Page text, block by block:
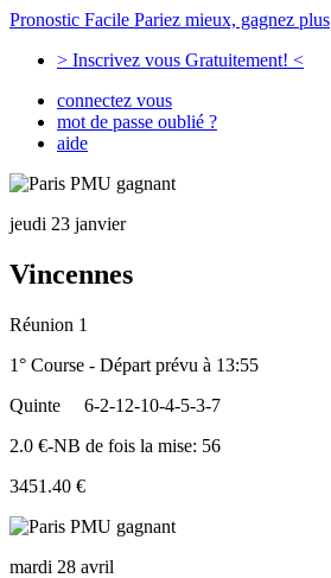
Pronostic Facile Pariez mieux, gagnez plus
> Inscrivez vous Gratuitement! <
connectez vous
mot de passe oublié ?
aide
jeudi 23 janvier
Vincennes
Réunion 1
1° Course - Départ prévu à 13:55
Quinte
6-2-12-10-4-5-3-7
2.0 €-NB de fois la mise: 56
3451.40 €
mardi 28 avril